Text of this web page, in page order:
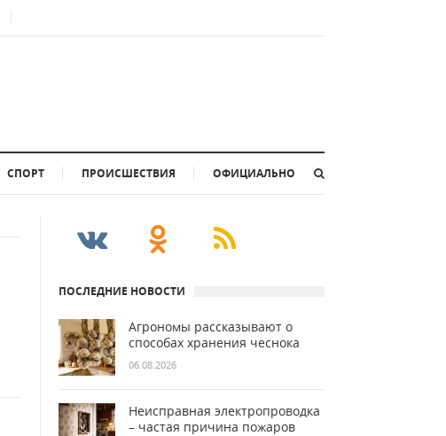
СПОРТ ПРОИСШЕСТВИЯ ОФИЦИАЛЬНО
ПОСЛЕДНИЕ НОВОСТИ
Агрономы рассказывают о
способах хранения чеснока
06.08.2026
Неисправная электропроводка
– частая причина пожаров